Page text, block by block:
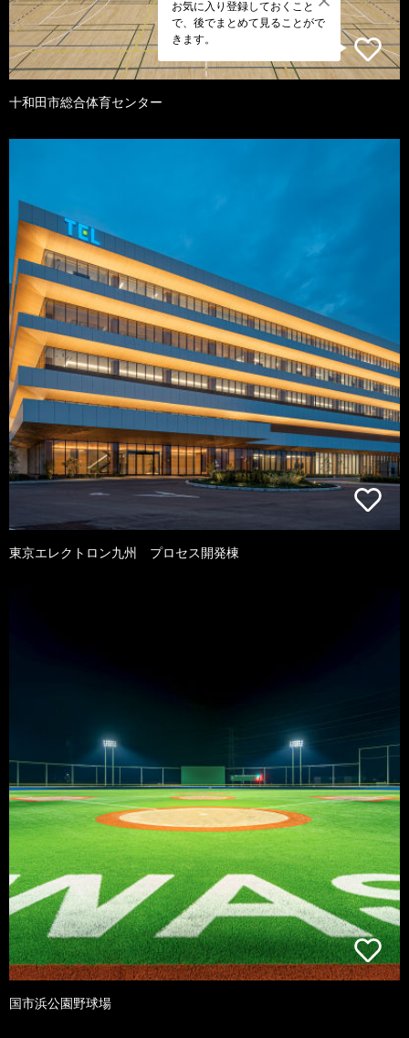
お気に入り登録しておくこと
で、後でまとめて見ることがで
きます。
十和田市総合体育センター
東京エレクトロン九州 プロセス開発棟
国市浜公園野球場